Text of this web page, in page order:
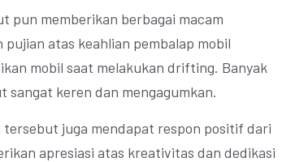
pun memberikan berbagai macam
atas keahlian pembalap mobil
mobil saat melakukan drifting. Banyak
sangat keren dan mengagumkan.
juga mendapat respon positif dari
apresiasi atas kreativitas dan dedikasi